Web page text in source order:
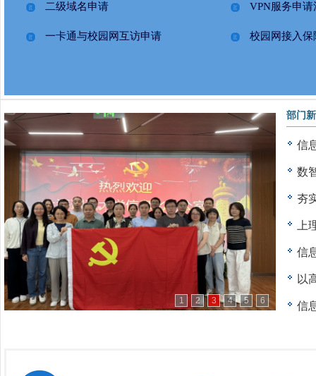
二级域名申请 VPN服务申请
一卡通与校园网互访申请 校园网接入保
1 2 3 4 5 6
部门
信
数
夯
上
信
以
信